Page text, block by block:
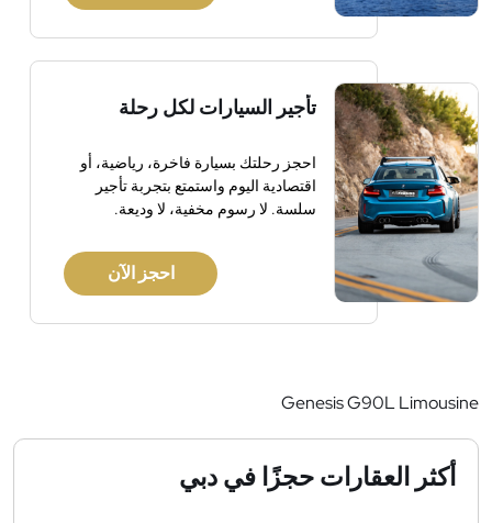
تأجير السيارات لكل رحلة
احجز رحلتك بسيارة فاخرة، رياضية، أو
اقتصادية اليوم واستمتع بتجربة تأجير
سلسة. لا رسوم مخفية، لا وديعة.
احجز الآن
Genesis G90L Limousine
أكثر العقارات حجزًا في دبي